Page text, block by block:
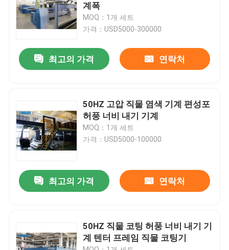
우리에 대하여
공장 여행
연락주세요
인용문을 요구하세요
직물 너비 내기 기계
구성 너비 내기 기계
계폭
MOQ：1개 세트
가격：USD5000-300000
최고의 가격 연락처
50HZ 고압 직물 염색 기계 편성포
허풍 너비 내기 기계
MOQ：1개 세트
가격：USD5000-100000
최고의 가격 연락처
50HZ 직물 코팅 허풍 너비 내기 기
계 텐터 프레임 직물 코팅기